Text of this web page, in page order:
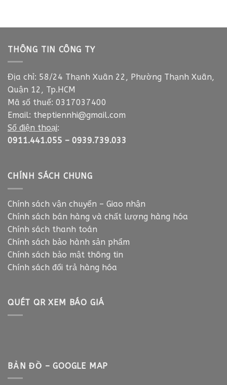
THÔNG TIN CÔNG TY
Địa chỉ: 58/24 Thạnh Xuân 22, Phường Thạnh Xuân,
Quận 12, Tp.HCM
Mã số thuế: 0317037400
Email: theptiennhi@gmail.com
Số điện thoại:
0911.441.055 – 0939.739.033
CHÍNH SÁCH CHUNG
Chính sách vận chuyển – Giao nhận
Chính sách bán hàng và chất lượng hàng hóa
Chính sách thanh toán
Chính sách bảo hành sản phẩm
Chính sách bảo mật thông tin
Chính sách đổi trả hàng hóa
QUÉT QR XEM BÁO GIÁ
BẢN ĐỒ – GOOGLE MAP